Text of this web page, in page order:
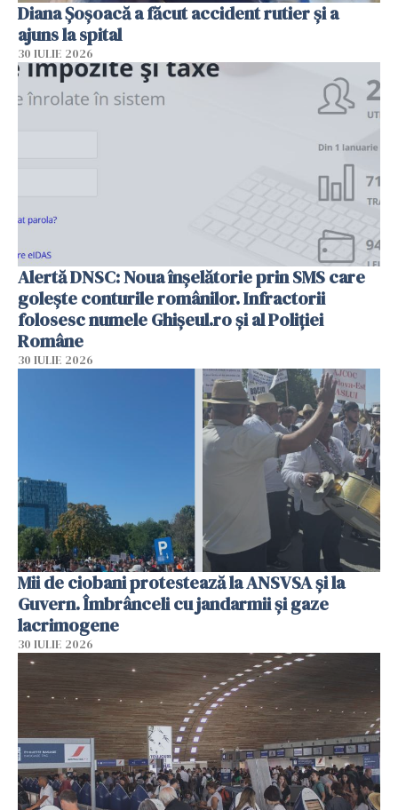
Diana Șoșoacă a făcut accident rutier și a
ajuns la spital
30 IULIE 2026
Alertă DNSC: Noua înșelătorie prin SMS care
golește conturile românilor. Infractorii
folosesc numele Ghișeul.ro și al Poliției
Române
30 IULIE 2026
Mii de ciobani protestează la ANSVSA și la
Guvern. Îmbrânceli cu jandarmii și gaze
lacrimogene
30 IULIE 2026